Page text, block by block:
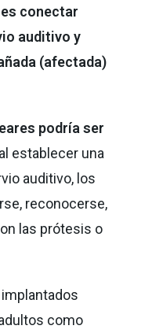
conectar
auditivo y
(afectada)
podría ser
establecer una
auditivo, los
reconocerse,
las prótesis o
como